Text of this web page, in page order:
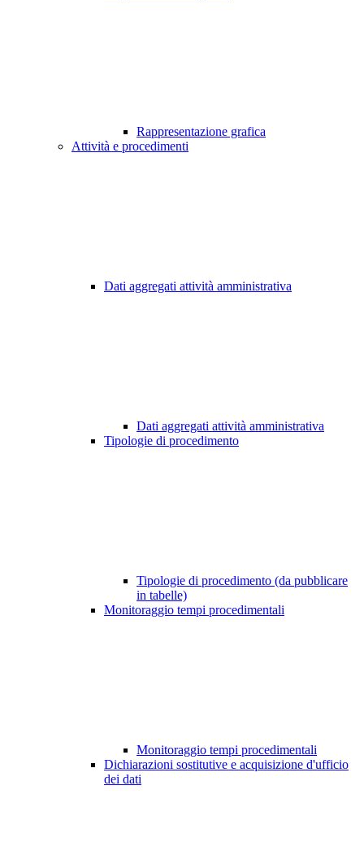
Rappresentazione grafica
Attività e procedimenti
Dati aggregati attività amministrativa
Dati aggregati attività amministrativa
Tipologie di procedimento
Tipologie di procedimento (da pubblicare
in tabelle)
Monitoraggio tempi procedimentali
Monitoraggio tempi procedimentali
Dichiarazioni sostitutive e acquisizione d'ufficio
dei dati